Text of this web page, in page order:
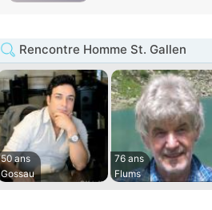
Rencontre Homme St. Gallen
50 ans
Gossau
76 ans
Flums